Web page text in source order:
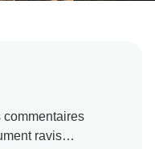
commentaires
ravis